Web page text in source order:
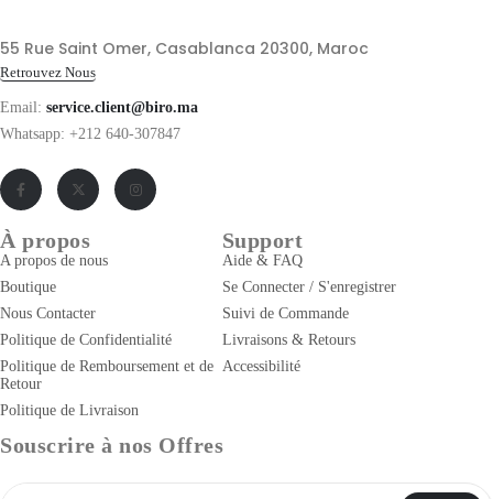
55 Rue Saint Omer, Casablanca 20300, Maroc
Retrouvez Nous
Email: service.client@biro.ma
Whatsapp: +212 640-307847
À propos
A propos de nous
Boutique
Nous Contacter
Politique de Confidentialité
Politique de Remboursement et de
Retour
Politique de Livraison
Support
Aide & FAQ
Se Connecter / S'enregistrer
Suivi de Commande
Livraisons & Retours
Accessibilité
Souscrire à nos Offres